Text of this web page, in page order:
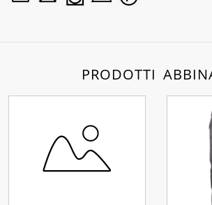
PRODOTTI